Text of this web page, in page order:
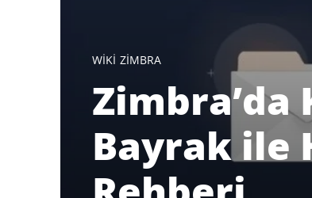
WIKI ZIMBRA
Bayrak ile